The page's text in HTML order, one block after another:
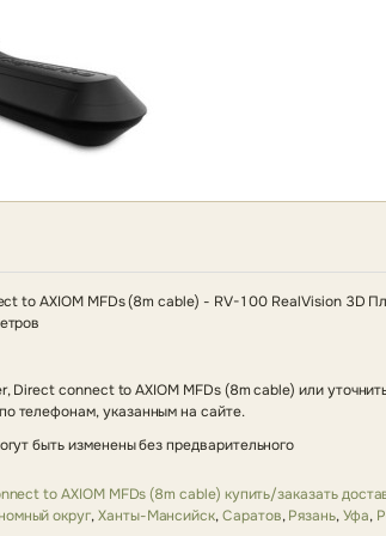
to AXIOM MFDs (8m cable) - RV-100 RealVision 3D
connect to AXIOM MFDs (8m cable) или
телефонам, указанным на сайте.
быть изменены без предварительного
to AXIOM MFDs (8m cable) купить/заказать
округ,Ханты-Мансийск,Саратов,Рязань,Уфа,